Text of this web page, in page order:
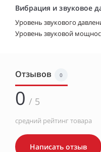
Вибрация и звуковое
Уровень звукового
Уровень звуковой
Отзывов 0
0 / 5
средний рейтинг товара
Написать отзыв